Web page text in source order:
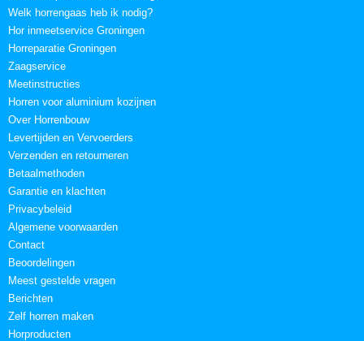
Welk horrengaas heb ik nodig?
Hor inmeetservice Groningen
Horreparatie Groningen
Zaagservice
Meetinstructies
Horren voor aluminium kozijnen
Over Horrenbouw
Levertijden en Vervoerders
Verzenden en retourneren
Betaalmethoden
Garantie en klachten
Privacybeleid
Algemene voorwaarden
Contact
Beoordelingen
Meest gestelde vragen
Berichten
Zelf horren maken
Horproducten